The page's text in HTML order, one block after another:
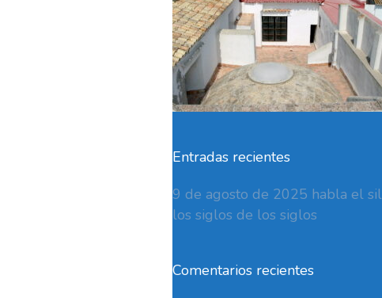
Entradas recientes
9 de agosto de 2025 habla el
los siglos de los siglos
Comentarios recientes